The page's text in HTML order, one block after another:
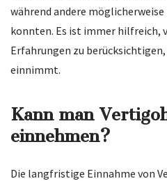
während andere
konnten. Es ist immer hilfreich,
Erfahrungen zu
einnimmt.
Kann man
einnehmen?
Die langfristige Einnahme von